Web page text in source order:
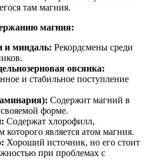
там магния.
магния:
и миндаль: Рекордсмены среди
овсянка:
и стабильное поступление
Содержит магний в
форме.
Содержат хлорофилл,
является атом магния.
Хороший источник, но его стоит
при проблемах с